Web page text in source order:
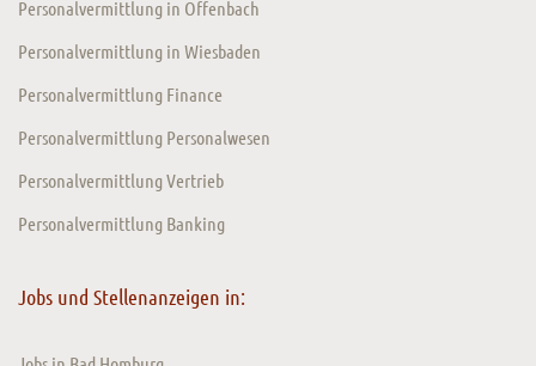
Personalvermittlung in Offenbach
Personalvermittlung in Wiesbaden
Personalvermittlung Finance
Personalvermittlung Personalwesen
Personalvermittlung Vertrieb
Personalvermittlung Banking
Jobs und Stellenanzeigen in: